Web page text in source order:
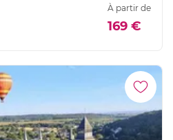
À partir de
169 €